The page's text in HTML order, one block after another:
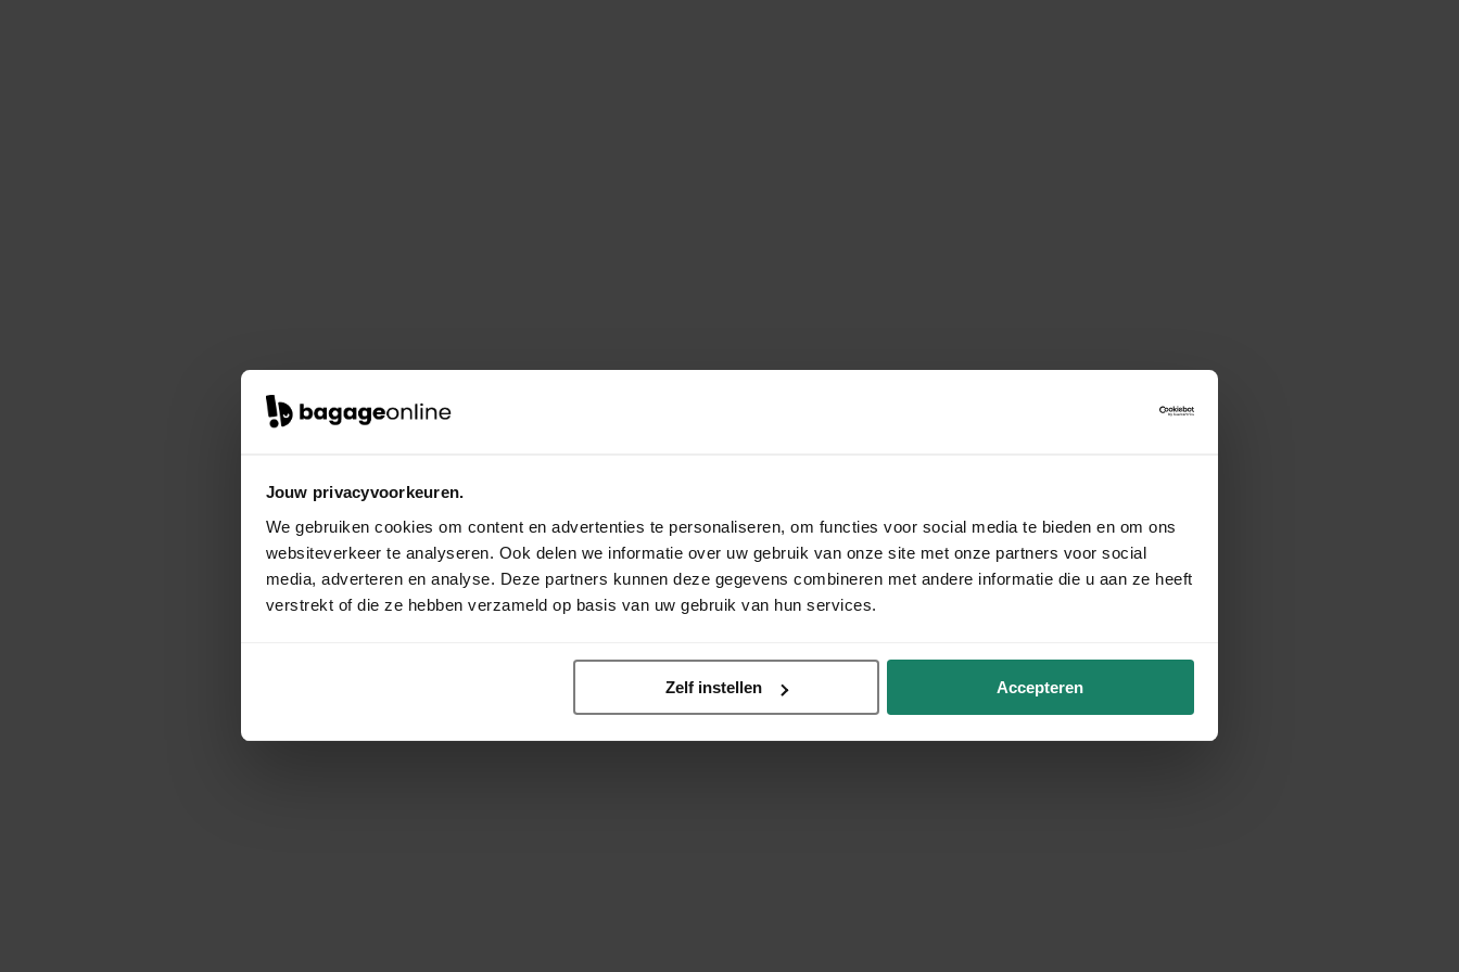
Jouw privacyvoorkeuren.
We gebruiken cookies om content en advertenties te personaliseren, om functies voor social media te bieden en om ons
websiteverkeer te analyseren. Ook delen we informatie over uw gebruik van onze site met onze partners voor social
media, adverteren en analyse. Deze partners kunnen deze gegevens combineren met andere informatie die u aan ze heeft
verstrekt of die ze hebben verzameld op basis van uw gebruik van hun services.
Zelf instellen Accepteren